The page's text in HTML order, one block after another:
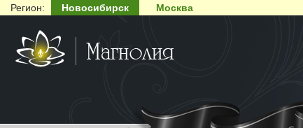
Регион: Новосибирск Москва